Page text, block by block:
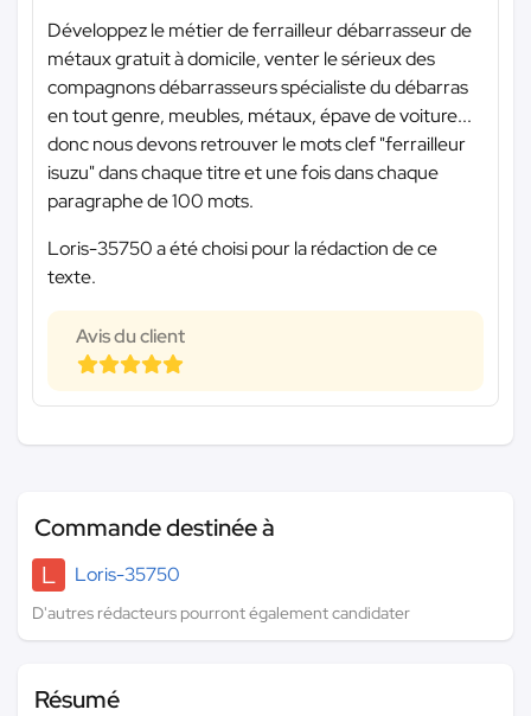
Développez le métier de ferrailleur débarrasseur de
métaux gratuit à domicile, venter le sérieux des
compagnons débarrasseurs spécialiste du débarras
en tout genre, meubles, métaux, épave de voiture...
donc nous devons retrouver le mots clef "ferrailleur
isuzu" dans chaque titre et une fois dans chaque
paragraphe de 100 mots.
Loris-35750 a été choisi pour la rédaction de ce
texte.
Avis du client
Commande destinée à
L
Loris-35750
D'autres rédacteurs pourront également candidater
Résumé